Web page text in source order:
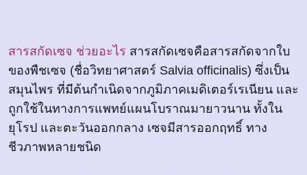
สารสกัดเซจ ช่วยอะไร สารสกัดเซจคือสารสกัดจากใบ
ของพืชเซจ (ชื่อวิทยาศาสตร์ Salvia officinalis) ซึ่งเป็น
สมุนไพร ที่มีต้นกำเนิดจากภูมิภาคเมดิเตอร์เรเนียน และ
ถูกใช้ในทางการแพทย์แผนโบราณมายาวนาน ทั้งใน
ยุโรป และตะวันออกกลาง เซจมีสารออกฤทธิ์ ทาง
ชีวภาพหลายชนิด